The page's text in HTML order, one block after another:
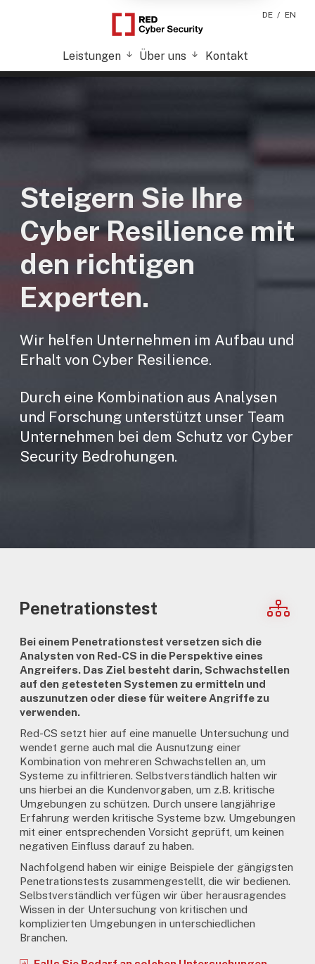
Red Cyber Security GmbH
Leistungen Über uns Kontakt
DE / EN
Steigern Sie Ihre
Cyber Resilience mit
den richtigen
Experten.
Wir helfen Unternehmen im Aufbau und
Erhalt von Cyber Resilience.
Durch eine Kombination aus Analysen
und Forschung unterstützt unser Team
Unternehmen bei dem Schutz vor Cyber
Security Bedrohungen.
Penetrationstest
Bei einem Penetrationstest versetzen sich die
Analysten von Red-CS in die Perspektive eines
Angreifers. Das Ziel besteht darin, Schwachstellen
auf den getesteten Systemen zu ermitteln und
auszunutzen oder diese für weitere Angriffe zu
verwenden.
Red-CS setzt hier auf eine manuelle Untersuchung und
wendet gerne auch mal die Ausnutzung einer
Kombination von mehreren Schwachstellen an, um
Systeme zu infiltrieren. Selbstverständlich halten wir
uns hierbei an die Kundenvorgaben, um z.B. kritische
Umgebungen zu schützen. Durch unsere langjährige
Erfahrung werden kritische Systeme bzw. Umgebungen
mit einer entsprechenden Vorsicht geprüft, um keinen
negativen Einfluss darauf zu haben.
Nachfolgend haben wir einige Beispiele der gängigsten
Penetrationstests zusammengestellt, die wir bedienen.
Selbstverständlich verfügen wir über herausragendes
Wissen in der Untersuchung von kritischen und
komplizierten Umgebungen in unterschiedlichen
Branchen.